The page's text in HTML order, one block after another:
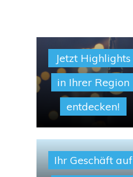
Jetzt Highlights
in Ihrer Region
entdecken!
Ihr Geschäft auf